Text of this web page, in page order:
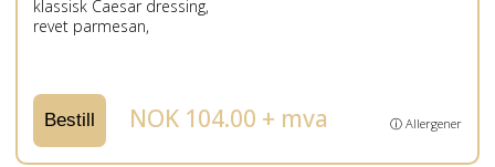
klassisk Caesar dressing,
revet parmesan,
Bestill NOK 104.00 + mva ⓘ Allergener